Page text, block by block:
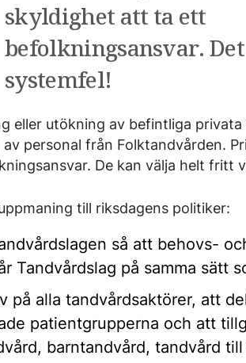
skyldighet att ta ett
befolkningsansvar.
systemfel!
eller utökning av befintliga
personal från Folktandvården.
De kan välja helt fritt
till riksdagens politiker:
så att behovs-
Tandvårdslag på samma sätt
på alla tandvårdsaktörer, att
patientgrupperna och att
barntandvård, tandvård